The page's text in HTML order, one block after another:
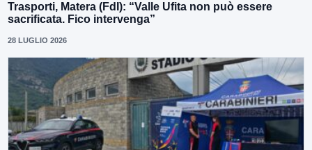
Trasporti, Matera (FdI): “Valle Ufita non può essere
sacrificata. Fico intervenga”
28 LUGLIO 2026